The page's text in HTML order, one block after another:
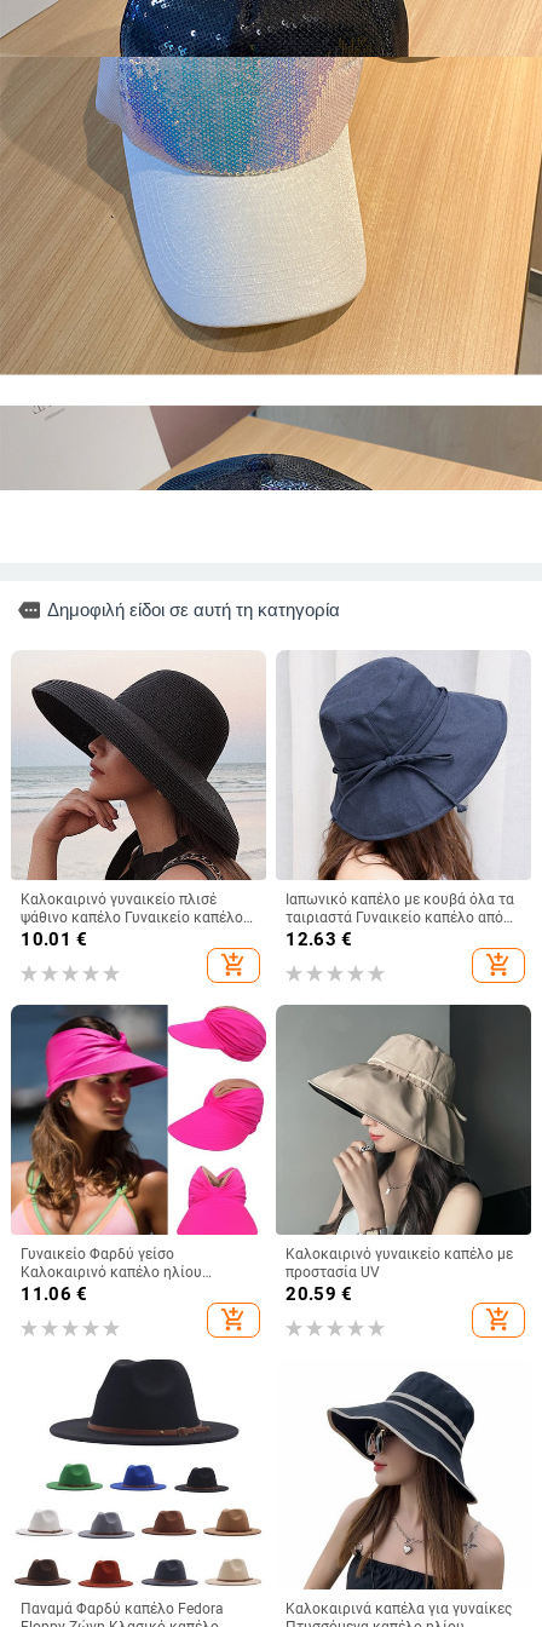
more Δημοφιλή είδοι σε αυτή τη κατηγορία
Καλοκαιρινό γυναικείο πλισέ
ψάθινο καπέλο Γυναικείο καπέλο
για ήλιο σε στυλ Hepburn Casual
καπέλο ηλίου με μεγάλο γείσο
δισκέτα καπέλο ηλίου Καπέλο για
Gorros
10.01 €
add_shopping_cart
Ιαπωνικό καπέλο με κουβά όλα τα
ταιριαστά Γυναικείο καπέλο από
βαμβακερό καπέλο με φιόγκο με
πτυσσόμενο καπέλο κατά της
12.63 €
add_shopping_cart
Γυναικείο Φαρδύ γείσο
Καλοκαιρινό καπέλο ηλίου
εξωτερικού χώρου Ανοιχτό
καπέλο γυναικείο αντηλιακό
καπέλο καπέλο παραλία Ταξίδι
11.06 €
add_shopping_cart
Καλοκαιρινό γυναικείο καπέλο με
προστασία UV
20.59 €
add_shopping_cart
Παναμά Φαρδύ καπέλο Fedora
Καλοκαιρινά καπέλα για γυναίκες